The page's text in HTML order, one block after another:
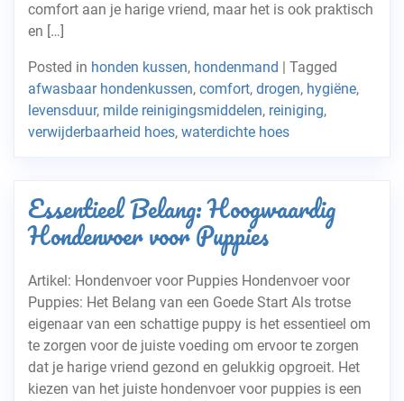
comfort aan je harige vriend, maar het is ook praktisch
en […]
Posted in honden kussen, hondenmand | Tagged
afwasbaar hondenkussen, comfort, drogen, hygiëne,
levensduur, milde reinigingsmiddelen, reiniging,
verwijderbaarheid hoes, waterdichte hoes
Essentieel Belang: Hoogwaardig
Hondenvoer voor Puppies
Artikel: Hondenvoer voor Puppies Hondenvoer voor
Puppies: Het Belang van een Goede Start Als trotse
eigenaar van een schattige puppy is het essentieel om
te zorgen voor de juiste voeding om ervoor te zorgen
dat je harige vriend gezond en gelukkig opgroeit. Het
kiezen van het juiste hondenvoer voor puppies is een